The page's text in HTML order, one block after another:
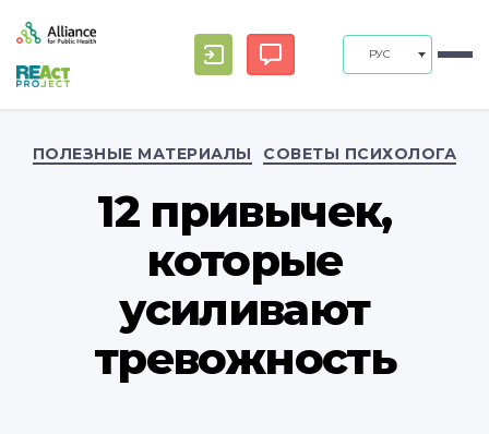
РУС
ПОЛЕЗНЫЕ МАТЕРИАЛЫ СОВЕТЫ ПСИХОЛОГА
12 привычек,
которые
усиливают
тревожность